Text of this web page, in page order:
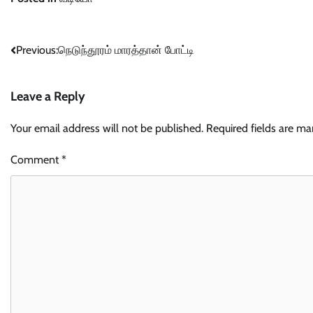
Post
Previous:நெடுந்தூரம் மாரத்தான் போட்டி
Leave a Reply
Your email address will not be published. Required fields are
Comment*